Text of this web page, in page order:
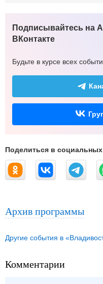
Подписывайтесь на
ВКонтакте
Будьте в курсе всех
Поделиться в социальных
Архив программы
Другие события в
Комментарии